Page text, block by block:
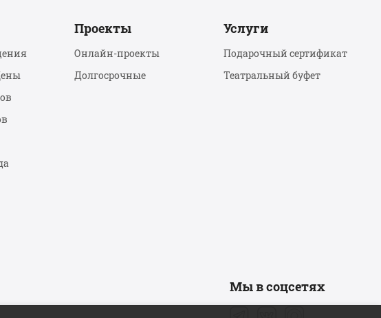
Проекты
Онлайн-проекты
Долгосрочные
Услуги
Подарочный сертификат
Театральный буфет
Мы в соцсетях